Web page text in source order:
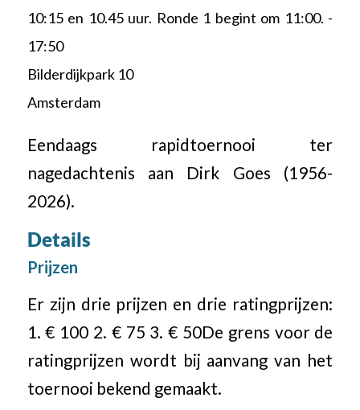
10:15 en 10.45 uur. Ronde 1 begint om 11:00. -
17:50
Bilderdijkpark 10
Amsterdam
Eendaags rapidtoernooi ter
nagedachtenis aan Dirk Goes (1956-
2026).
Details
Prijzen
Er zijn drie prijzen en drie ratingprijzen:
1. € 100 2. € 75 3. € 50De grens voor de
ratingprijzen wordt bij aanvang van het
toernooi bekend gemaakt.